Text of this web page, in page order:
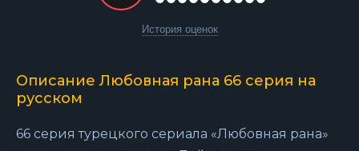
История оценок
Описание Любовная рана 66 серия на
русском
66 серия турецкого сериала «Любовная рана»